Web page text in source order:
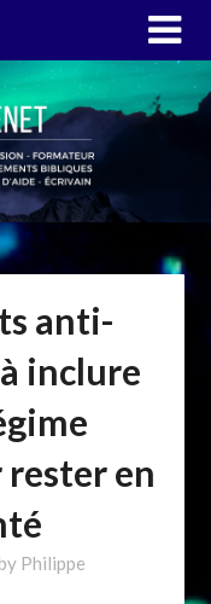
anti-
inclure
en
Philippe